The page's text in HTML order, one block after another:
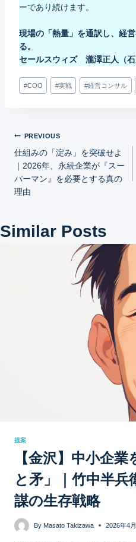
ーであり続けます。
現場の「熱量」を通訳し、経
る。
セールスウィズ 瀧澤正人（石
Post
Tags:
#COO #実戦 #経営コンサル
投
稿
ナ
ゲ
PREVIOUS
仕組みの「淀み」を突破せよ
｜2026年、永続企業が『スー
パーマン』を必要とする真の
理由
Similar Posts
提案
【金沢】中小企
と矛」｜竹中半兵
謀の生存戦略
By Masato Takizawa 2026年4